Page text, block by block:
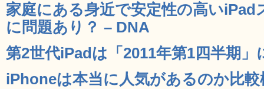
家庭にある身近で安定性の高いiPad
に問題あり？ – DNA
第2世代iPadは「2011年第1四半期
iPhoneは本当に人気があるのか比